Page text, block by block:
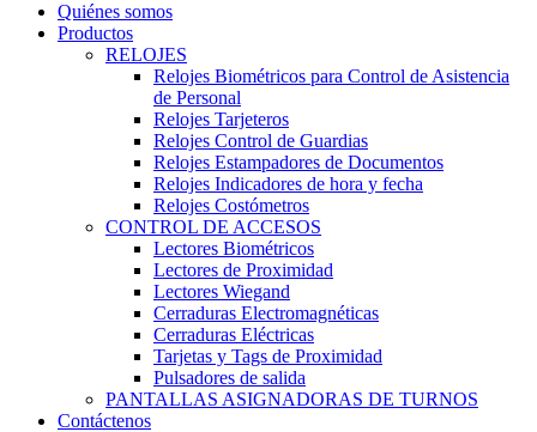
Quiénes somos
Productos
RELOJES
Relojes Biométricos para Control de Asistencia
de Personal
Relojes Tarjeteros
Relojes Control de Guardias
Relojes Estampadores de Documentos
Relojes Indicadores de hora y fecha
Relojes Costómetros
CONTROL DE ACCESOS
Lectores Biométricos
Lectores de Proximidad
Lectores Wiegand
Cerraduras Electromagnéticas
Cerraduras Eléctricas
Tarjetas y Tags de Proximidad
Pulsadores de salida
PANTALLAS ASIGNADORAS DE TURNOS
Contáctenos